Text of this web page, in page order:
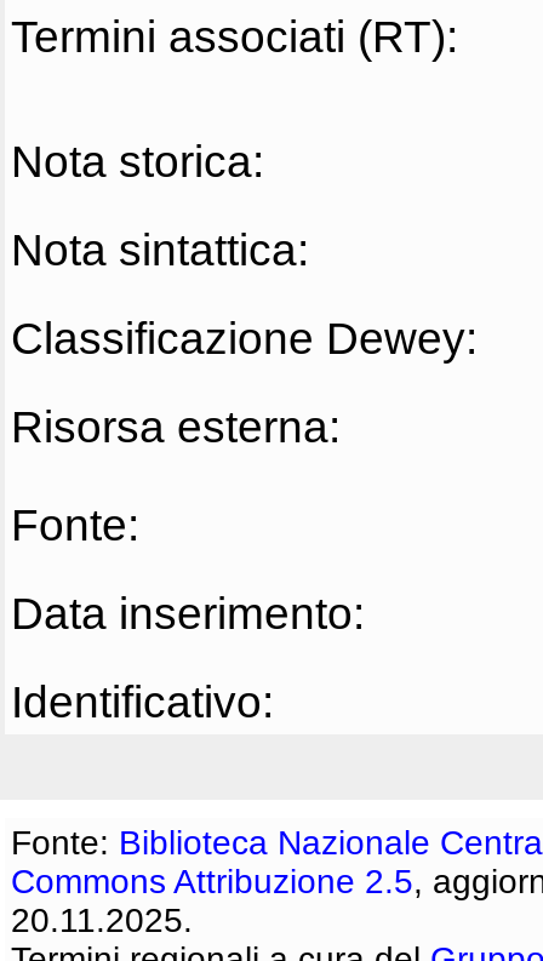
Termini associati (RT):
Nota storica:
Nota sintattica:
Classificazione Dewey:
Risorsa esterna:
Fonte:
Data inserimento:
Identificativo:
Fonte: Biblioteca Nazionale
Commons Attribuzione 2.5,
20.11.2025.